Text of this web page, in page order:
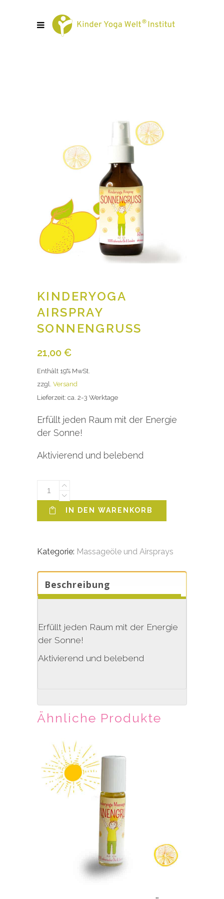
KINDERYOGA
AIRSPRAY
SONNENGRUSS
21,00 €
Enthält 19% MwSt.
zzgl. Versand
Lieferzeit: ca. 2-3 Werktage
Erfüllt jeden Raum mit der Energie
der Sonne!
Aktivierend und belebend
KINDERYOGA
AIRSPRAY
SONNENGRUSSIN DEN WARENKORB
Kategorie: Massageöle und Airsprays
Beschreibung
Erfüllt jeden Raum mit der Energie
der Sonne!
Aktivierend und belebend
Ähnliche Produkte